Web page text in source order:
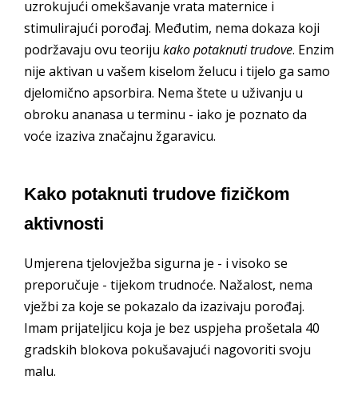
uzrokujući omekšavanje vrata maternice i
stimulirajući porođaj. Međutim, nema dokaza koji
podržavaju ovu teoriju kako potaknuti trudove. Enzim
nije aktivan u vašem kiselom želucu i tijelo ga samo
djelomično apsorbira. Nema štete u uživanju u
obroku ananasa u terminu - iako je poznato da
voće izaziva značajnu žgaravicu.
Kako potaknuti trudove fizičkom
aktivnosti
Umjerena tjelovježba sigurna je - i visoko se
preporučuje - tijekom trudnoće. Nažalost, nema
vježbi za koje se pokazalo da izazivaju porođaj.
Imam prijateljicu koja je bez uspjeha prošetala 40
gradskih blokova pokušavajući nagovoriti svoju
malu.